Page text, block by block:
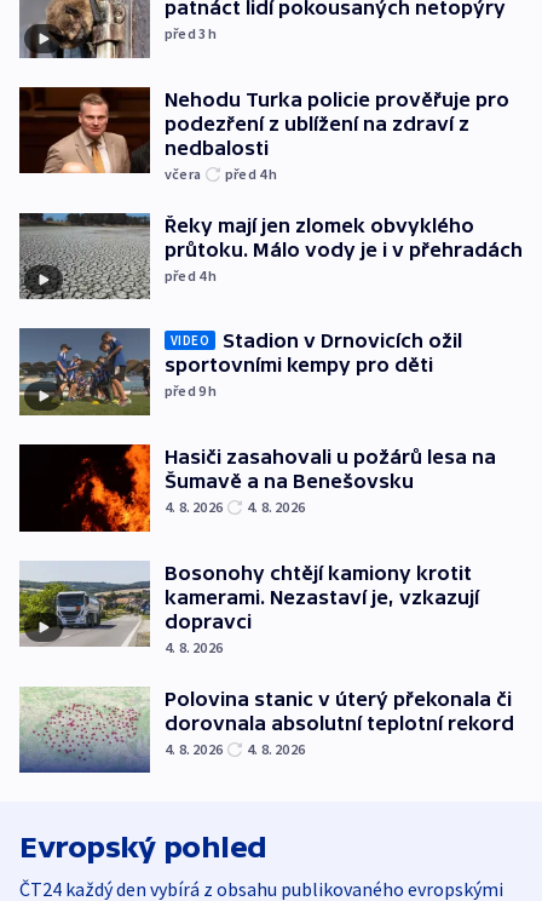
patnáct lidí pokousaných netopýry
před 3h
Nehodu Turka policie prověřuje pro
podezření z ublížení na zdraví z
nedbalosti
včera před 4h
Řeky mají jen zlomek obvyklého
průtoku. Málo vody je i v přehradách
před 4h
VIDEO
Stadion v Drnovicích ožil
sportovními kempy pro děti
před 9h
Hasiči zasahovali u požárů lesa na
Šumavě a na Benešovsku
4. 8. 2026 4. 8. 2026
Bosonohy chtějí kamiony krotit
kamerami. Nezastaví je, vzkazují
dopravci
4. 8. 2026
Polovina stanic v úterý překonala či
dorovnala absolutní teplotní rekord
4. 8. 2026 4. 8. 2026
Evropský pohled
ČT24 každý den vybírá z obsahu publikovaného evropskými